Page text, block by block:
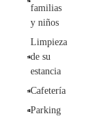
familias
y niños
Limpieza
de su
estancia
Cafetería
Parking